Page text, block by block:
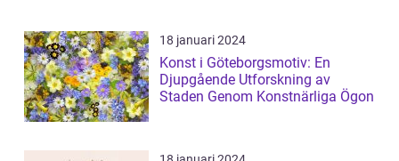
18 januari 2024
Konst i Göteborgsmotiv: En
Djupgående Utforskning av
Staden Genom Konstnärliga Ögon